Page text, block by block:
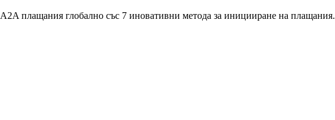
плащания глобално със 7 иновативни метода за иницииране на плащания.